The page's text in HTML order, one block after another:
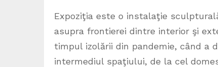
Expoziţia este o instalaţie
asupra frontierei dintre interior şi
timpul izolării din pandemie, când a
intermediul spaţiului, de la cel